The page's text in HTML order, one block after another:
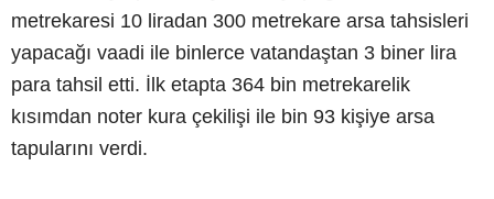
metrekaresi 10 liradan 300 metrekare arsa tahsisleri
yapacağı vaadi ile binlerce vatandaştan 3 biner lira
para tahsil etti. İlk etapta 364 bin metrekarelik
kısımdan noter kura çekilişi ile bin 93 kişiye arsa
tapularını verdi.